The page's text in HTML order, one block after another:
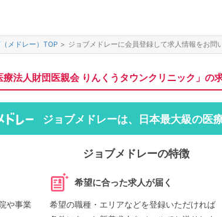
メドレー）TOP > ジョブメドレーに会員登録して求人情報をお問
法人財団医親会 りんくうタウンクリニック」の
ジョブメドレーは、日本最大級の医
ジョブメドレーの特徴
や事業
希望に合った求人が届く
希望の職種・エリアなどを登録いただければ